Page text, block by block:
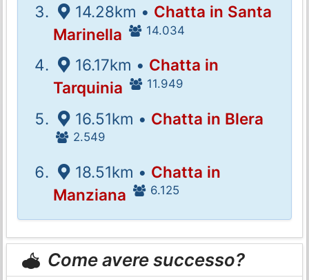
14.28km • Chatta in Santa
Marinella
14.034
16.17km • Chatta in
Tarquinia
11.949
16.51km • Chatta in Blera
2.549
18.51km • Chatta in
Manziana
6.125
Come avere successo?